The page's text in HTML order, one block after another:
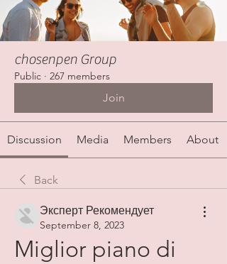
chosenpen Group
Public · 267 members
Join
Discussion Media Members About
Back
Эксперт Рекомендует
September 8, 2023
Miglior piano di